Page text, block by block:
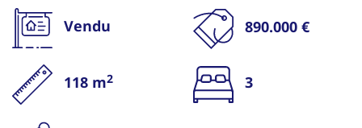
Vendu 890.000 €
118 m2 3